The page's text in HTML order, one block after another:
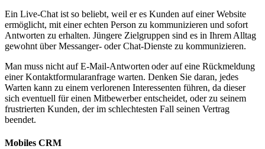
Ein Live-Chat ist so beliebt, weil er es Kunden auf einer Website
ermöglicht, mit einer echten Person zu kommunizieren und sofort
Antworten zu erhalten. Jüngere Zielgruppen sind es in Ihrem Alltag
gewohnt über Messanger- oder Chat-Dienste zu kommunizieren.
Man muss nicht auf E-Mail-Antworten oder auf eine Rückmeldung
einer Kontaktformularanfrage warten. Denken Sie daran, jedes
Warten kann zu einem verlorenen Interessenten führen, da dieser
sich eventuell für einen Mitbewerber entscheidet, oder zu seinem
frustrierten Kunden, der im schlechtesten Fall seinen Vertrag
beendet.
Mobiles CRM